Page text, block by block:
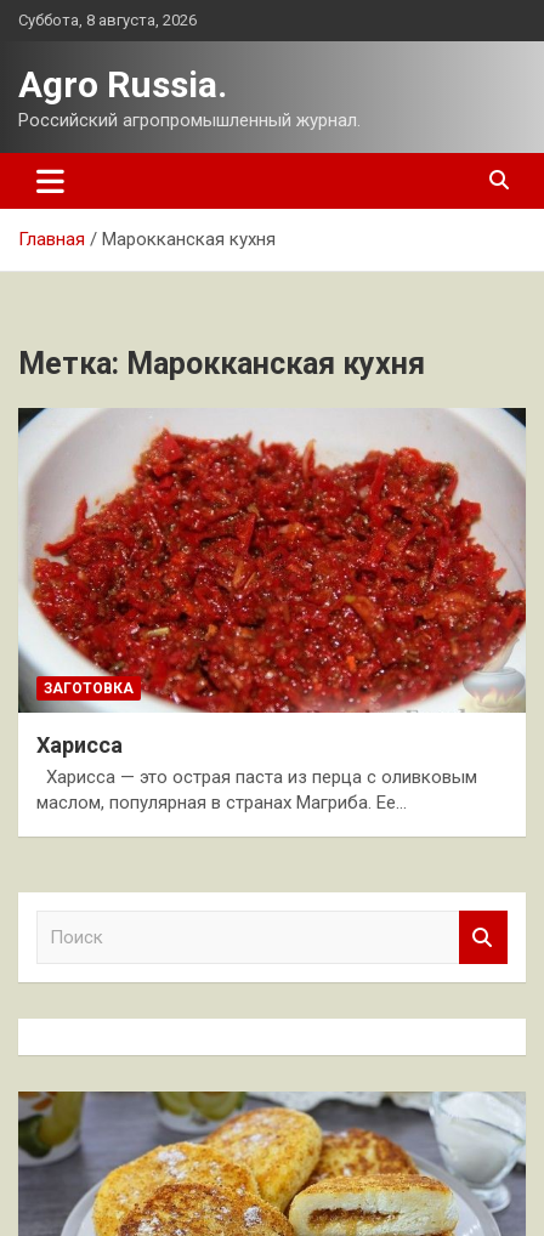
Перейти
Суббота, 8 августа, 2026
Agro Russia.
Российский агропромышленный журнал.
Главная Марокканская кухня
Метка: Марокканская кухня
ЗАГОТОВКА
Харисса
Харисса — это острая паста из перца с оливковым
маслом, популярная в странах Магриба. Ее…
к